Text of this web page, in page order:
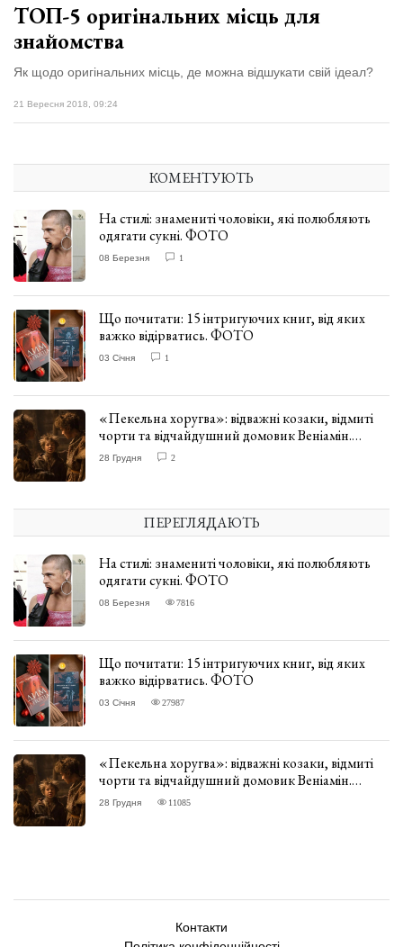
ТОП-5 оригінальних місць для
знайомства
Як щодо оригінальних місць, де можна відшукати свій ідеал?
21 Вересня 2018, 09:24
КОМЕНТУЮТЬ
На стилі: знамениті чоловіки, які полюбляють
одягати сукні. ФОТО
08 Березня 1
Що почитати: 15 інтригуючих книг, від яких
важко відірватись. ФОТО
03 Січня 1
«Пекельна хоругва»: відважні козаки, відмиті
чорти та відчайдушний домовик Веніамін.
ВІДГУК
28 Грудня 2
ПЕРЕГЛЯДАЮТЬ
На стилі: знамениті чоловіки, які полюбляють
одягати сукні. ФОТО
08 Березня 7816
Що почитати: 15 інтригуючих книг, від яких
важко відірватись. ФОТО
03 Січня 27987
«Пекельна хоругва»: відважні козаки, відмиті
чорти та відчайдушний домовик Веніамін.
ВІДГУК
28 Грудня 11085
Контакти